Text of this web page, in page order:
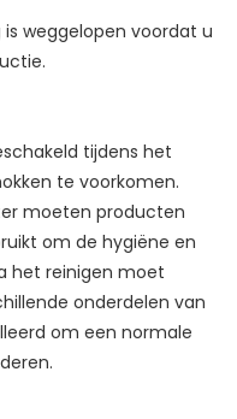
weggelopen voordat u
tijdens het
te voorkomen.
moeten producten
om de hygiëne en
het reinigen moet
onderdelen van
om een ​​normale